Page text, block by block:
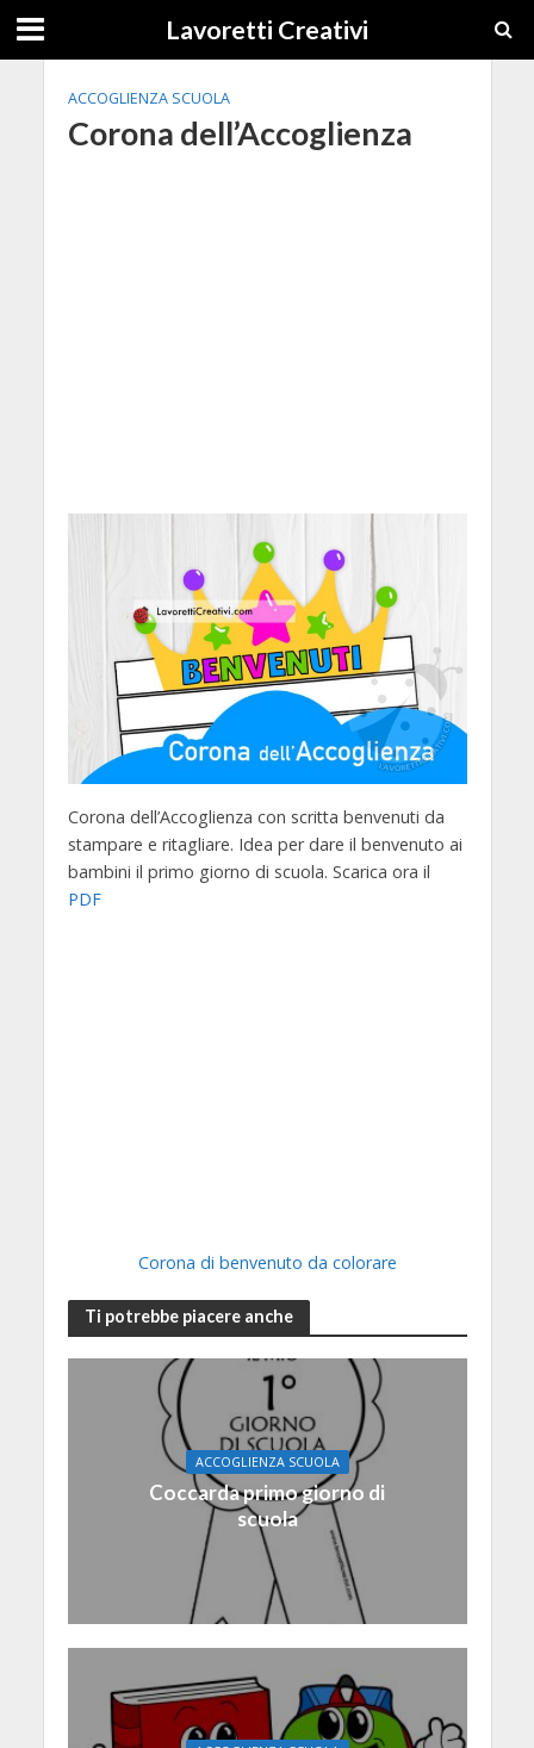
Lavoretti Creativi
ACCOGLIENZA SCUOLA
Corona dell’Accoglienza
Corona dell’Accoglienza con scritta benvenuti da
stampare e ritagliare. Idea per dare il benvenuto ai
bambini il primo giorno di scuola. Scarica ora il
PDF
Corona di benvenuto da colorare
Ti potrebbe piacere anche
ACCOGLIENZA SCUOLA
Coccarda primo giorno di
scuola